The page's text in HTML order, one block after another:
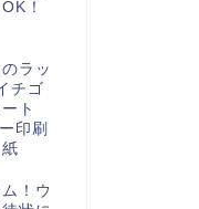
！
ラッ
チゴ
ト
印刷
！ウ